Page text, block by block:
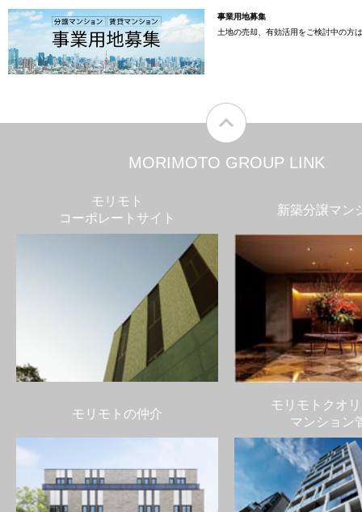
事業用地募集
土地の売却、有効活用をご検討中の方
MORIMOTO GROUP LINK
モリモト
コーポレートサイト
新築分譲マン
モリモトの仲介
モリモトクオ
マンション